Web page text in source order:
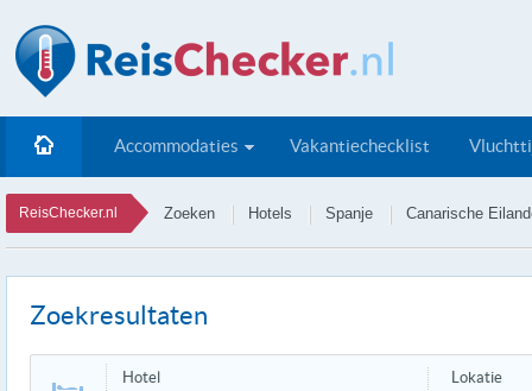
Accommodaties Vakantiechecklist
ReisChecker.nl Zoeken Hotels Spanje Canarische
Zoekresultaten
Hotel Lokatie